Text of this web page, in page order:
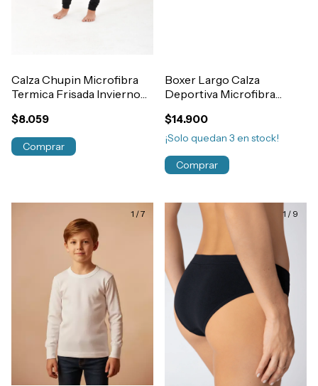
Calza Chupin Microfibra
Termica Frisada Invierno
$8.059
Comprar
Boxer Largo Calza
Deportiva Microfibra
Art.101
$14.900
¡Solo quedan 3 en stock!
Comprar
1 /7 1 / 9